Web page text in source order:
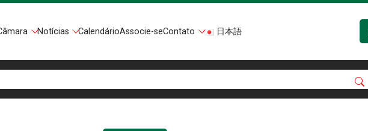
Notícias CalendárioAssocie-seContato 日本語